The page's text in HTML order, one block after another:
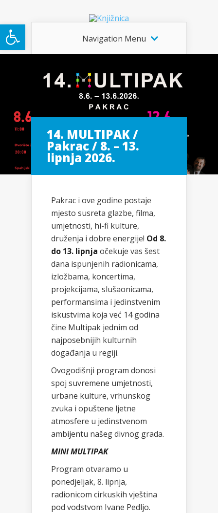
Open toolbar Navigation Menu
14. MULTIPAK /
Pakrac / 8. – 13.
lipnja 2026.
Pakrac i ove godine postaje
mjesto susreta glazbe, filma,
umjetnosti, hi-fi kulture,
druženja i dobre energije! Od 8.
do 13. lipnja očekuje vas šest
dana ispunjenih radionicama,
izložbama, koncertima,
projekcijama, slušaonicama,
performansima i jedinstvenim
iskustvima koja već 14 godina
čine Multipak jednim od
najposebnijih kulturnih
događanja u regiji.
Ovogodišnji program donosi
spoj suvremene umjetnosti,
urbane kulture, vrhunskog
zvuka i opuštene ljetne
atmosfere u jedinstvenom
ambijentu našeg divnog grada.
MINI MULTIPAK
Program otvaramo u
ponedjeljak, 8. lipnja,
radionicom cirkuskih vještina
pod vodstvom Ivane Pedljo.